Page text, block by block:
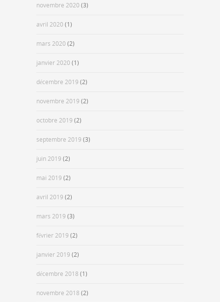
novembre 2020 (3)
avril 2020 (1)
mars 2020 (2)
janvier 2020 (1)
décembre 2019 (2)
novembre 2019 (2)
octobre 2019 (2)
septembre 2019 (3)
juin 2019 (2)
mai 2019 (2)
avril 2019 (2)
mars 2019 (3)
février 2019 (2)
janvier 2019 (2)
décembre 2018 (1)
novembre 2018 (2)